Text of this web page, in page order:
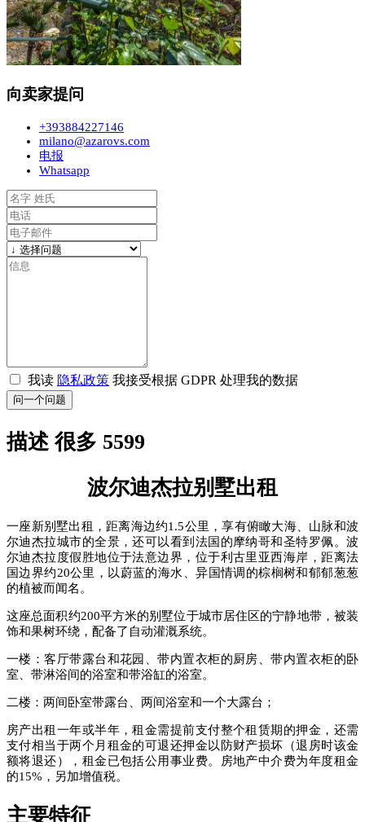
向卖家提问
+393884227146
milano@azarovs.com
电报
Whatsapp
我读 隐私政策 我接受根据 GDPR 处理我的数据
问一个问题
描述 很多 5599
波尔迪杰拉别墅出租
一座新别墅出租，距离海边约1.5公里，享有俯瞰大海、山脉和波
尔迪杰拉城市的全景，还可以看到法国的摩纳哥和圣特罗佩。波
尔迪杰拉度假胜地位于法意边界，位于利古里亚西海岸，距离法
国边界约20公里，以蔚蓝的海水、异国情调的棕榈树和郁郁葱葱
的植被而闻名。
这座总面积约200平方米的别墅位于城市居住区的宁静地带，被装
饰和果树环绕，配备了自动灌溉系统。
一楼：客厅带露台和花园、带内置衣柜的厨房、带内置衣柜的卧
室、带淋浴间的浴室和带浴缸的浴室。
二楼：两间卧室带露台、两间浴室和一个大露台；
房产出租一年或半年，租金需提前支付整个租赁期的押金，还需
支付相当于两个月租金的可退还押金以防财产损坏（退房时该金
额将退还），租金已包括公用事业费。房地产中介费为年度租金
的15%，另加增值税。
主要特征